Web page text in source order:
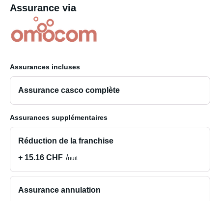
Assurance via
Assurances incluses
Assurance casco complète
Assurances supplémentaires
Réduction de la franchise
+ 15.16 CHF
nuit
Assurance annulation